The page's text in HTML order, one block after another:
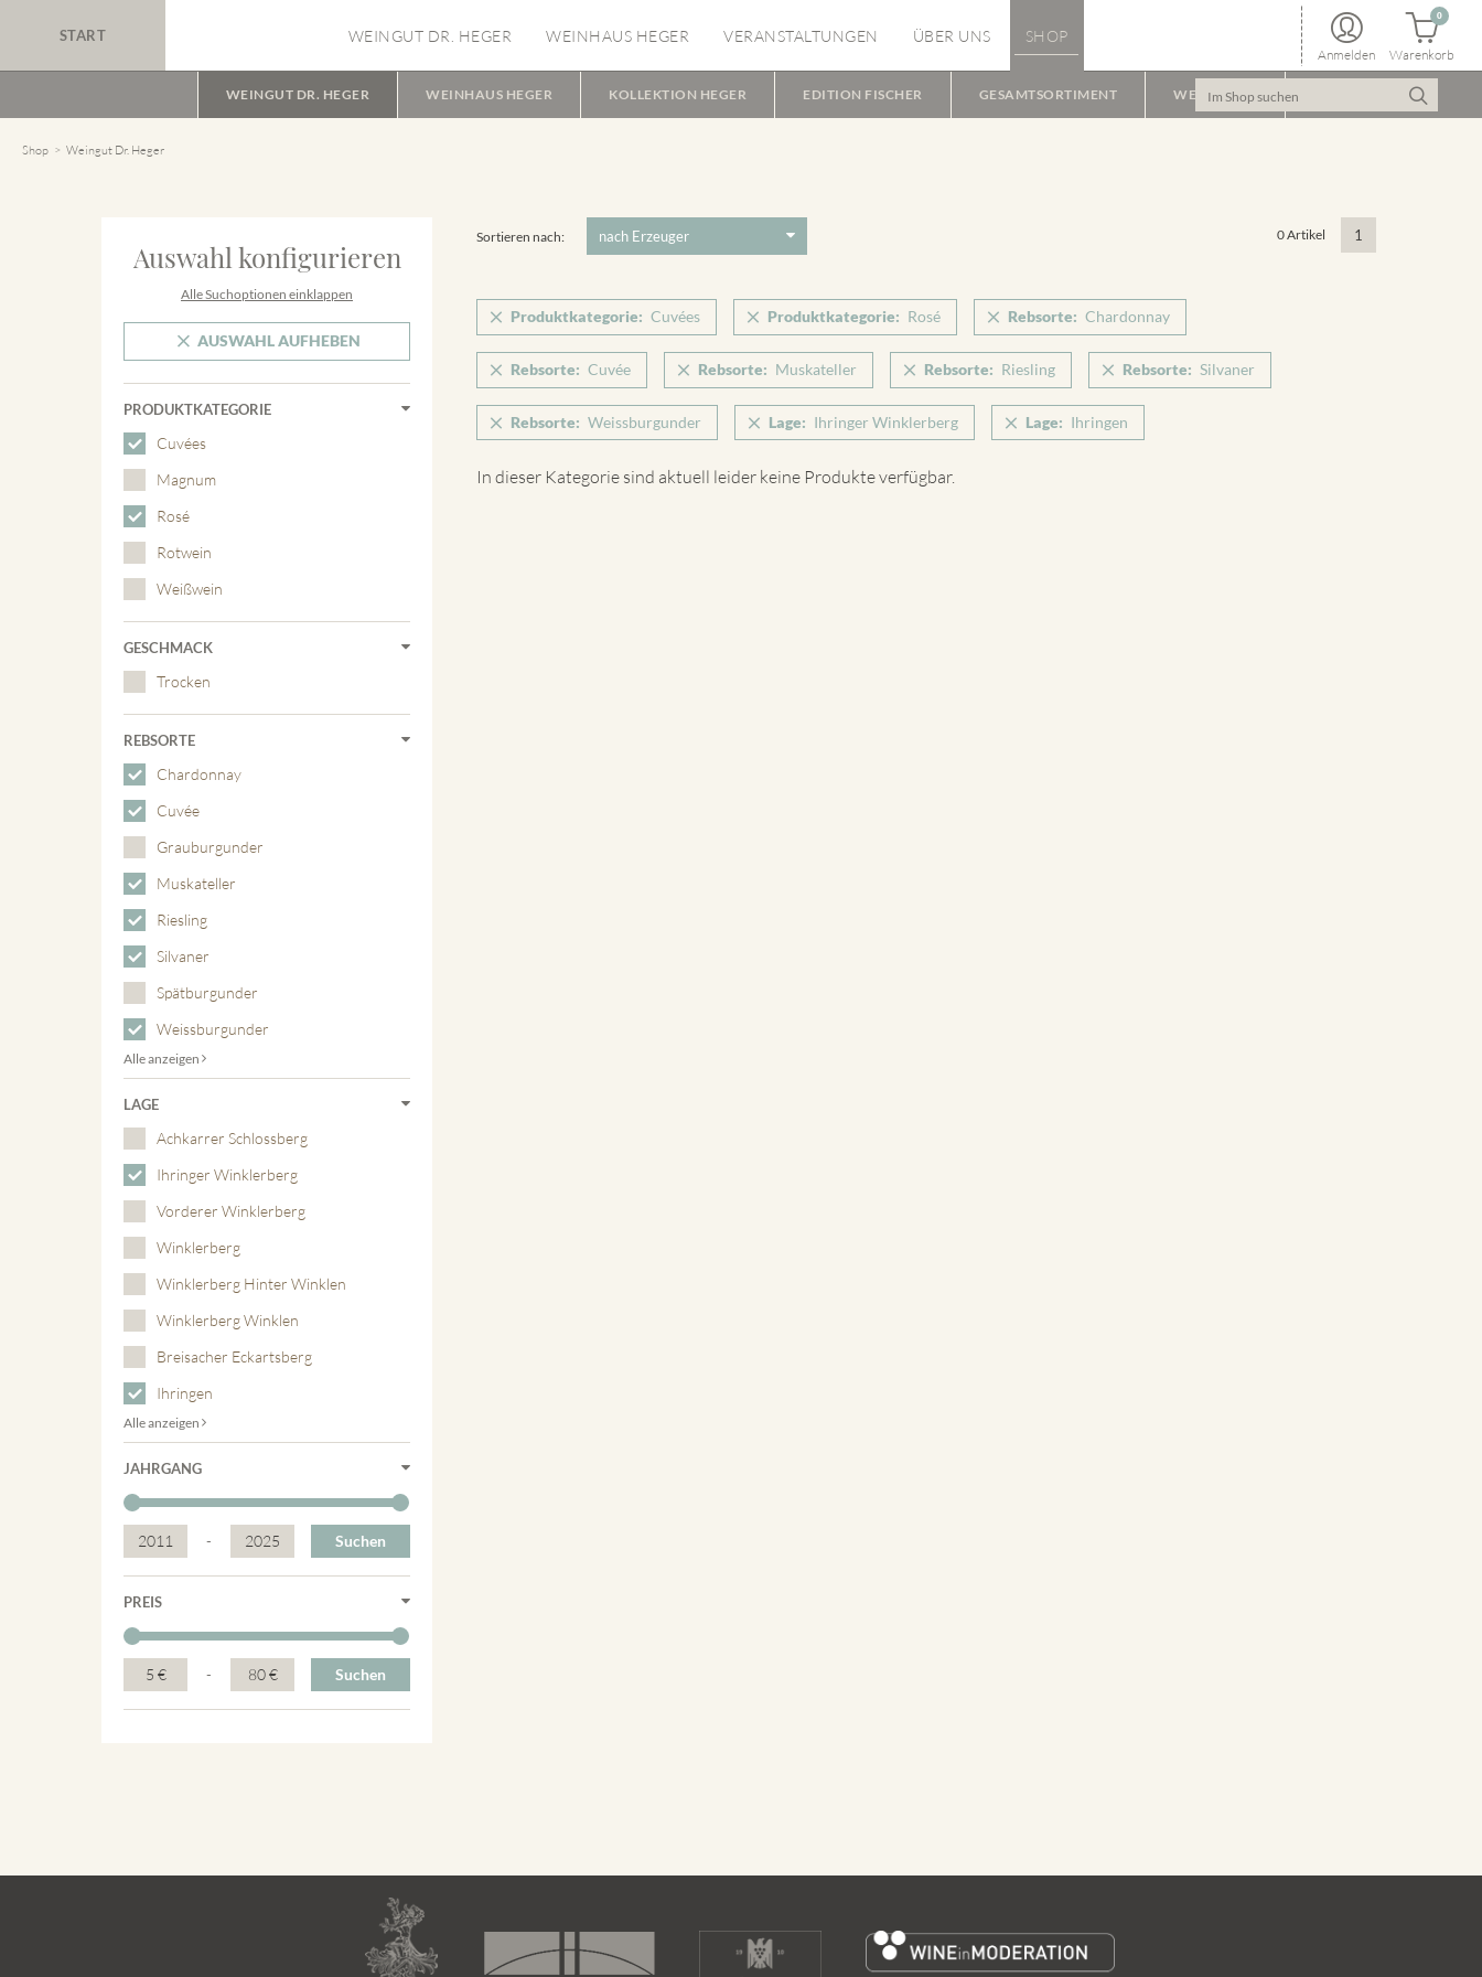
START WEINGUT DR. HEGER WEINHAUS HEGER VERANSTALTUNGEN ÜBER UNS SHOP
Anmelden Warenkorb
0
WEINGUT DR. HEGER WEINHAUS HEGER KOLLEKTION HEGER EDITION FISCHER GESAMTSORTIMENT WEINPAKET
Shop Weingut Dr. Heger
Auswahl konfigurieren
Alle Suchoptionen einklappen
AUSWAHL AUFHEBEN
PRODUKTKATEGORIE
Cuvées
Magnum
Rosé
Rotwein
Weißwein
GESCHMACK
Trocken
REBSORTE
Chardonnay
Cuvée
Grauburgunder
Muskateller
Riesling
Silvaner
Spätburgunder
Weissburgunder
Alle anzeigen
LAGE
Achkarrer Schlossberg
Ihringer Winklerberg
Vorderer Winklerberg
Winklerberg
Winklerberg Hinter Winklen
Winklerberg Winklen
Breisacher Eckartsberg
Ihringen
Alle anzeigen
JAHRGANG
2011 - 2025 Suchen
PREIS
5 € - 80 € Suchen
Sortieren nach: 0 Artikel 1
Produktkategorie: Cuvées Produktkategorie: Rosé Rebsorte: Chardonnay
Rebsorte: Cuvée Rebsorte: Muskateller Rebsorte: Riesling Rebsorte: Silvaner
Rebsorte: Weissburgunder Lage: Ihringer Winklerberg Lage: Ihringen
In dieser Kategorie sind aktuell leider keine Produkte verfügbar.